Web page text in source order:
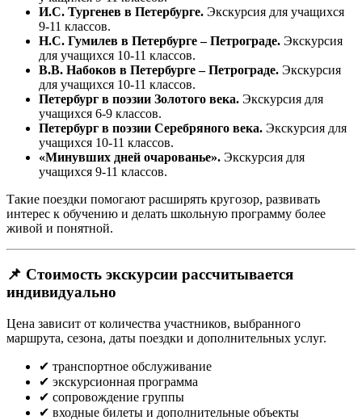
И.С. Тургенев в Петербурге. Экскурсия для учащихся
9-11 классов.
Н.С. Гумилев в Петербурге – Петрограде. Экскурсия
для учащихся 10-11 классов.
В.В. Набоков в Петербурге – Петрограде. Экскурсия
для учащихся 10-11 классов.
Петербург в поэзии Золотого века. Экскурсия для
учащихся 6-9 классов.
Петербург в поэзии Серебряного века. Экскурсия для
учащихся 10-11 классов.
«Минувших дней очарованье». Экскурсия для
учащихся 9-11 классов.
Такие поездки помогают расширять кругозор, развивать
интерес к обучению и делать школьную программу более
живой и понятной.
📌 Стоимость экскурсии рассчитывается
индивидуально
Цена зависит от количества участников, выбранного
маршрута, сезона, даты поездки и дополнительных услуг.
✔ транспортное обслуживание
✔ экскурсионная программа
✔ сопровождение группы
✔ входные билеты и дополнительные объекты